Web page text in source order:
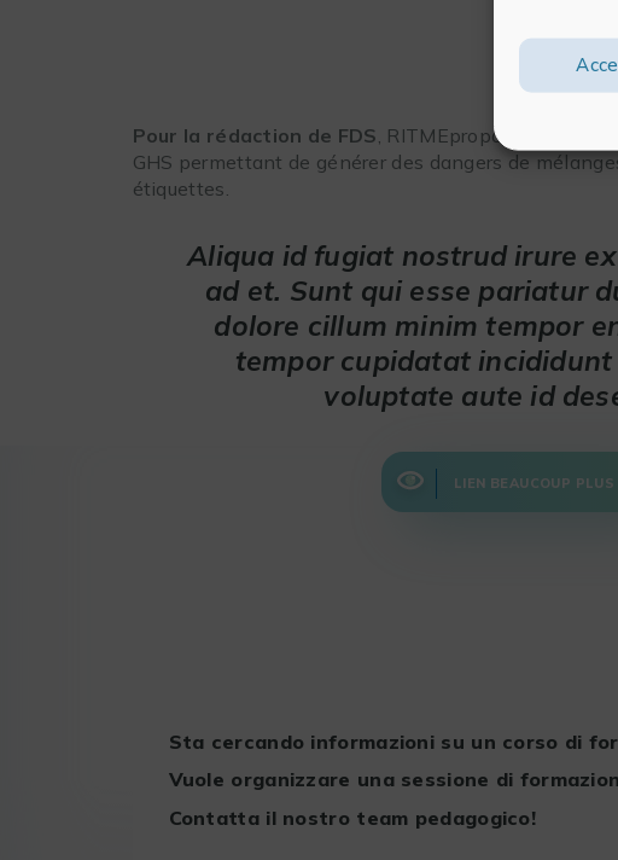
Pour la rédaction de FDS, RITMEpropose
GHS permettant de générer des dangers de
étiquettes.
Aliqua id fugiat nostrud irure
ad et. Sunt qui esse pariatur
dolore cillum minim tempor
tempor cupidatat
voluptate aute id
LIEN BEAUCOUP PLUS
Sta cercando informazioni su un corso di
Vuole organizzare una sessione di
Contatta il nostro team pedagogico!